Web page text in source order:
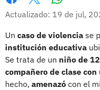
Facebook
X
Actualizado: 19 de jul,
Un caso de violencia se
institución educativa
Se trata de un niño de
compañero de clase
hecho, amenazó con el